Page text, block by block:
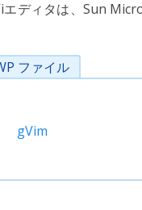
ディタは、Sun
ファイル
gVim